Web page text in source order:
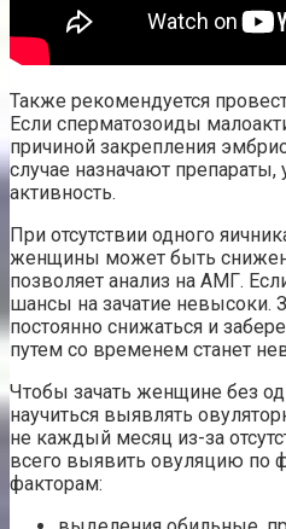
Также рекомендуется
Если сперматозоиды
причиной закрепления
случае назначают
активность.
При отсутствии одного
женщины может быть
позволяет анализ на АМГ.
шансы на зачатие невысоки.
постоянно снижаться и
путем со временем станет
Чтобы зачать женщине без
научиться выявлять
не каждый месяц из-за
всего выявить овуляцию по
факторам: